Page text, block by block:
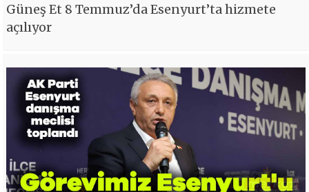
Güneş Et 8 Temmuz’da Esenyurt’ta hizmete
açılıyor